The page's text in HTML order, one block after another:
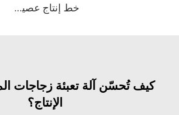
خط إنتاج عصير الفواكه الكامل
تُحسّن آلة تعبئة زجاجات المياه
الإنتاج؟